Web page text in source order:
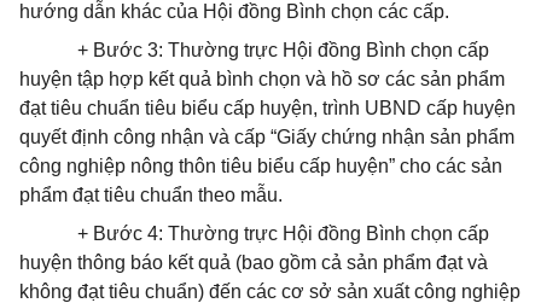
hướng dẫn khác của Hội đồng Bình chọn các cấp.
+ Bước 3: Thường trực Hội đồng Bình chọn cấp
huyện tập hợp kết quả bình chọn và hồ sơ các sản phẩm
đạt tiêu chuẩn tiêu biểu cấp huyện, trình UBND cấp huyện
quyết định công nhận và cấp “Giấy chứng nhận sản phẩm
công nghiệp nông thôn tiêu biểu cấp huyện” cho các sản
phẩm đạt tiêu chuẩn theo mẫu.
+ Bước 4: Thường trực Hội đồng Bình chọn cấp
huyện thông báo kết quả (bao gồm cả sản phẩm đạt và
không đạt tiêu chuẩn) đến các cơ sở sản xuất công nghiệp